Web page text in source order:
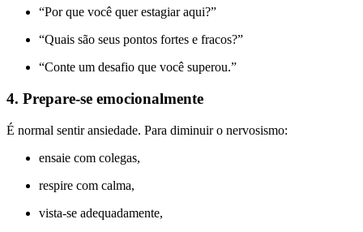
“Por que você quer estagiar aqui?”
“Quais são seus pontos fortes e fracos?”
“Conte um desafio que você superou.”
4. Prepare-se emocionalmente
É normal sentir ansiedade. Para diminuir o nervosismo:
ensaie com colegas,
respire com calma,
vista-se adequadamente,